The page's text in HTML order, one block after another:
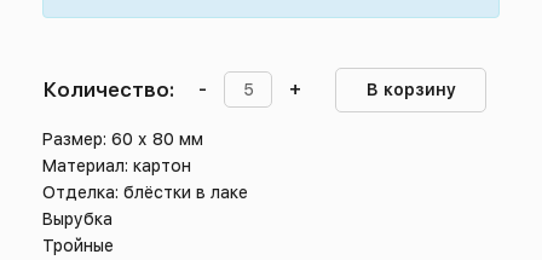
Количество: - + В корзину
Размер: 60 х 80 мм
Материал: картон
Отделка: блёстки в лаке
Вырубка
Тройные